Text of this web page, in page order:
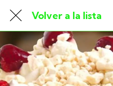
Volver a la lista